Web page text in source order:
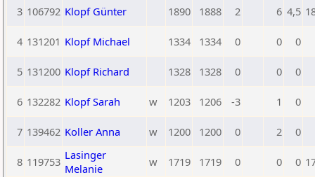
3 106792 Klopf Günter 1890 1888 2 6 4,5
4 131201 Klopf Michael 1334 1334 0 0 0
5 131200 Klopf Richard 1328 1328 0 0 0
6 132282 Klopf Sarah w 1203 1206 -3 1 0
7 139462 Koller Anna w 1200 1200 0 2 0
8 119753 Lasinger
Melanie
w 1719 1719 0 0 0